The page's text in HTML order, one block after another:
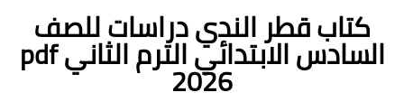
كتاب قطر الندي دراسات للصف
السادس الابتدائي الترم الثاني pdf
2026